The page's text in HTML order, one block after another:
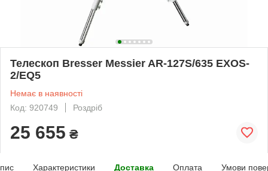
Телескоп Bresser Messier AR-127S/635 EXOS-
2/EQ5
Немає в наявності
Код: 920749
Роздріб
25 655 ₴
Характеристики Доставка Оплата Умови